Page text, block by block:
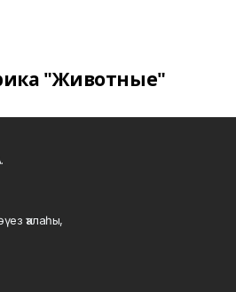
"Животные"
ҡалаһы,